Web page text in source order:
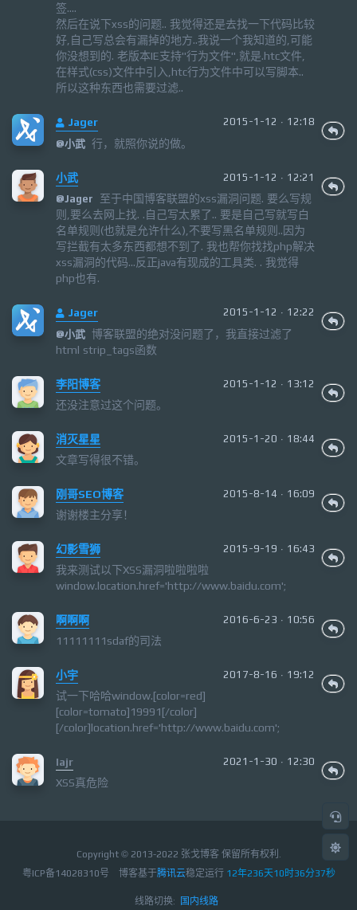
签....
然后在说下xss的问题.. 我觉得还是去找一下代码比较
好,自己写总会有漏掉的地方..我说一个我知道的,可能
你没想到的. 老版本IE支持"行为文件",就是.htc文件,
在样式(css)文件中引入,htc行为文件中可以写脚本..
所以这种东西也需要过滤..
Jager
2015-1-12 · 12:18
@小武 行，就照你说的做。
小武
2015-1-12 · 12:21
@Jager
至于中国博客联盟的xss漏洞问题. 要么写规
则,要么去网上找. .自己写太累了.. 要是自己写就写白
名单规则(也就是允许什么),不要写黑名单规则..因为
写拦截有太多东西都想不到了. 我也帮你找找php解决
xss漏洞的代码...反正java有现成的工具类. . 我觉得
php也有.
Jager
2015-1-12 · 12:22
@小武 博客联盟的绝对没问题了，我直接过滤了
html strip_tags函数
李阳博客 2015-1-12 · 13:12
还没注意过这个问题。
消灭星星 2015-1-20 · 18:44
文章写得很不错。
刚哥SEO博客 2015-8-14 · 16:09
谢谢楼主分享！
幻影雪狮 2015-9-19 · 16:43
我来测试以下XSS漏洞啦啦啦啦
window.location.href='http://www.baidu.com';
啊啊啊 2016-6-23 · 10:56
11111111sdaf的司法
小宇 2017-8-16 · 19:12
试一下哈哈window.[color=red]
[color=tomato]19991[/color]
[/color]location.href='http://www.baidu.com';
Iajr 2021-1-30 · 12:30
XSS真危险
Copyright © 2013-2022 张戈博客 保留所有权利.
粤ICP备14028310号
博客基于腾讯云稳定运行 12年236天10时36分38秒
线路切换: 国内线路